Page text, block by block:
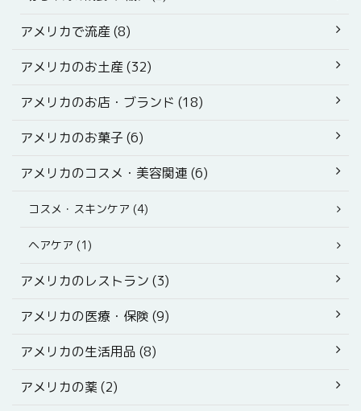
アメリカで流産 (8)
アメリカのお土産 (32)
アメリカのお店・ブランド (18)
アメリカのお菓子 (6)
アメリカのコスメ・美容関連 (6)
コスメ・スキンケア (4)
ヘアケア (1)
アメリカのレストラン (3)
アメリカの医療・保険 (9)
アメリカの生活用品 (8)
アメリカの薬 (2)